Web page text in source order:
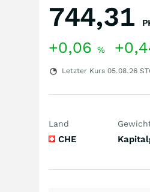
744,31
+0,06 %
Letzter Kurs 05.08.26
Land
CHE